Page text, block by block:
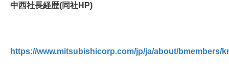
中西社長経歴(同社HP)
https://www.mitsubishicorp.com/jp/ja/about/bmembers/